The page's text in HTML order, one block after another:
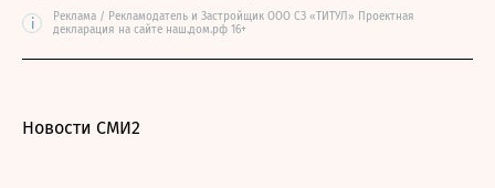
i
Реклама / Рекламодатель и Застройщик ООО СЗ «ТИТУЛ» Проектная
декларация на сайте наш.дом.рф 16+
Новости СМИ2